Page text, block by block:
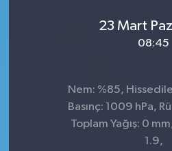
23 Mart
08:45
Nem: %85,
Basınç: 1009 hPa,
Toplam Yağış: 0
1.9,